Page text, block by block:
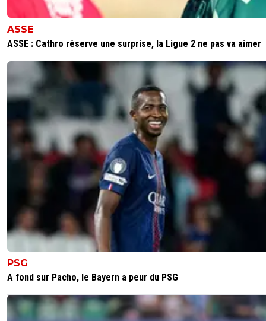
ASSE
ASSE : Cathro réserve une surprise, la Ligue 2 ne pas va aimer
PSG
A fond sur Pacho, le Bayern a peur du PSG